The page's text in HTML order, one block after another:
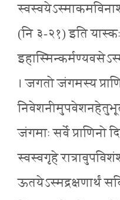
(नि ३-२१) इति यास्कः
। जगतो जंगमस्य
निवेशनीमुपवेशनहेतुभूतां
जंगमाः सर्वे प्राणिनो
स्वस्वगृहे
ऊतयेऽस्मद्रक्षणार्थं